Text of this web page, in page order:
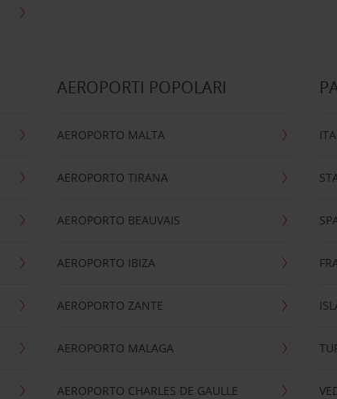
AEROPORTI POPOLARI
AEROPORTO MALTA
AEROPORTO TIRANA
AEROPORTO BEAUVAIS
AEROPORTO IBIZA
AEROPORTO ZANTE
AEROPORTO MALAGA
AEROPORTO CHARLES DE GAULLE